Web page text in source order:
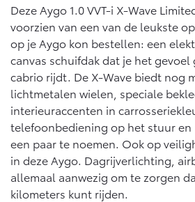
Vanaf € 76.695,-
Proace (excl. BTW)
OOK ALS BATTERIJ-
ELEKTRISCH
Deze Aygo 1.0 VVT-i X-Wave
voorzien van een van de leukste
op je Aygo kon bestellen: een
canvas schuifdak dat je het gevoel
cabrio rijdt. De X-Wave biedt nog
lichtmetalen wielen, speciale
interieuraccenten in
telefoonbediening op het stuur en
een paar te noemen. Ook op
in deze Aygo. Dagrijverlichting,
allemaal aanwezig om te zorgen
kilometers kunt rijden.